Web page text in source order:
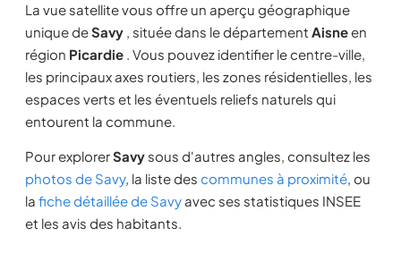
La vue satellite vous offre un aperçu géographique
unique deSavy , située dans le département Aisneen
région Picardie . Vous pouvez identifier le centre-ville,
les principaux axes routiers, les zones résidentielles, les
espaces verts et les éventuels reliefs naturels qui
entourent la commune.
Pour explorerSavy sous d'autres angles, consultez les
photos de Savy, la liste des communes à proximité, ou
la fiche détaillée de Savy avec ses statistiques INSEE
et les avis des habitants.